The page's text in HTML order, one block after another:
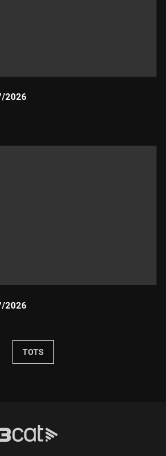
2026
2026
TOTS